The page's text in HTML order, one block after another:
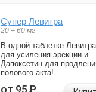
Супер Левитра
20 + 60 мг
В одной таблетке Левитра
для усиления эрекции и
Дапоксетин для
полового акта!